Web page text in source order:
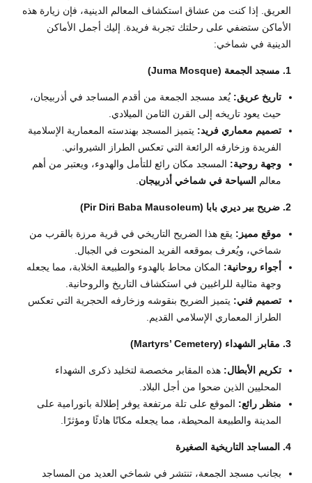
العريق. إذا كنت من عشاق استكشاف المعالم الدينية، فإن زيارة هذه
الأماكن ستضفي على رحلتك تجربة فريدة. إليك أجمل الأماكن
الدينية في شماخي:
1. مسجد الجمعة (Juma Mosque)
تاريخ عريق: يُعد مسجد الجمعة من أقدم المساجد في أذربيجان،
حيث يعود تاريخه إلى القرن الثامن الميلادي.
تصميم معماري فريد: يتميز المسجد بهندسته المعمارية الإسلامية
الفريدة وزخارفه الرائعة التي تعكس الطراز الشيرواني.
وجهة روحية: المسجد مكان رائع للتأمل والهدوء، ويعتبر من أهم
معالم
السياحة في شماخي أذربيجان
2. ضريح بير ديري بابا (Pir Diri Baba Mausoleum)
موقع مميز: يقع هذا الضريح التاريخي في قرية مرزة بالقرب من
شماخي، ويُعرف بموقعه الفريد المنحوت في الجبال.
أجواء روحانية: المكان محاط بالهدوء والطبيعة الخلابة، مما يجعله
وجهة مثالية للراغبين في استكشاف التاريخ والروحانية.
تصميم فني: يتميز الضريح بنقوشه وزخارفه الحجرية التي تعكس
الطراز المعماري الإسلامي القديم.
3. مقابر الشهداء (Martyrs’ Cemetery)
تكريم الأبطال: هذه المقابر مخصصة لتخليد ذكرى الشهداء
المحليين الذين ضحوا من أجل البلاد.
منظر رائع: الموقع على تلة مرتفعة يوفر إطلالة بانورامية على
المدينة والطبيعة المحيطة، مما يجعله مكانًا هادئًا ومؤثرًا.
4. المساجد التاريخية الصغيرة
بجانب مسجد الجمعة، تنتشر في شماخي العديد من المساجد